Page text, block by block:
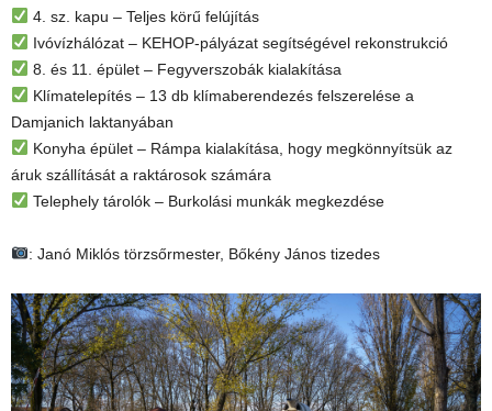
4. sz. kapu – Teljes körű felújítás
Ivóvízhálózat – KEHOP-pályázat segítségével rekonstrukció
8. és 11. épület – Fegyverszobák kialakítása
Klímatelepítés – 13 db klímaberendezés felszerelése a
Damjanich laktanyában
Konyha épület – Rámpa kialakítása, hogy megkönnyítsük az
áruk szállítását a raktárosok számára
Telephely tárolók – Burkolási munkák megkezdése
: Janó Miklós törzsőrmester, Bőkény János tizedes